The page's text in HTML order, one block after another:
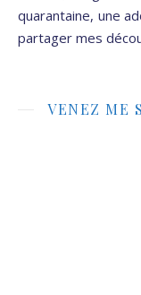
quarantaine, une
partager mes
VENEZ ME